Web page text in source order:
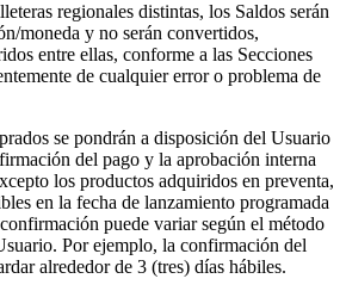
regionales distintas, los Saldos serán
moneda y no serán convertidos,
entre ellas, conforme a las Secciones
de cualquier error o problema de
se pondrán a disposición del Usuario
del pago y la aprobación interna
los productos adquiridos en preventa,
en la fecha de lanzamiento programada
puede variar según el método
Por ejemplo, la confirmación del
alrededor de 3 (tres) días hábiles.